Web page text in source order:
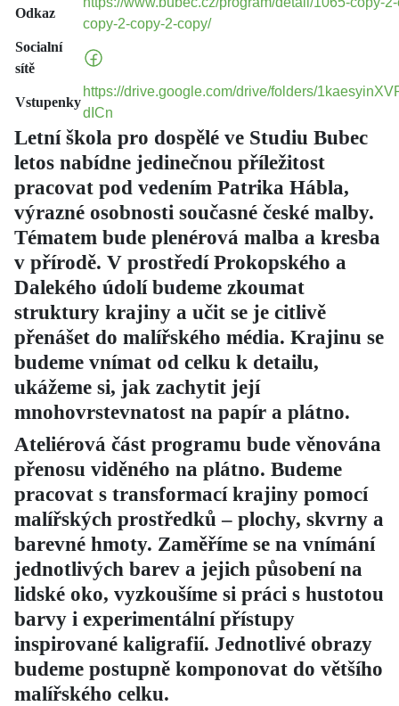
Odkaz
copy-2-copy-2-copy/
Socialní
sítě
Vstupenky
https://drive.google.com/drive/folders/
dICn
Letní škola pro dospělé ve Studiu Bubec
letos nabídne jedinečnou příležitost
pracovat pod vedením Patrika Hábla,
výrazné osobnosti současné české malby.
Tématem bude plenérová malba a kresba
v přírodě. V prostředí Prokopského a
Dalekého údolí budeme zkoumat
struktury krajiny a učit se je citlivě
přenášet do malířského média. Krajinu se
budeme vnímat od celku k detailu,
ukážeme si, jak zachytit její
mnohovrstevnatost na papír a plátno.
Ateliérová část programu bude věnována
přenosu viděného na plátno. Budeme
pracovat s transformací krajiny pomocí
malířských prostředků – plochy, skvrny a
barevné hmoty. Zaměříme se na vnímání
jednotlivých barev a jejich působení na
lidské oko, vyzkoušíme si práci s hustotou
barvy i experimentální přístupy
inspirované kaligrafií. Jednotlivé obrazy
budeme postupně komponovat do většího
malířského celku.